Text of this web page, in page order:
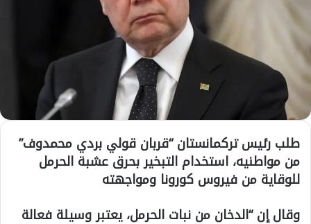
طلب رئيس تركمانستان “قربان قولي بردي محمدوف”
من مواطنيه، استخدام التبخير بحرق عشبة الحرمل
للوقاية من فيروس كورونا ومواجهته
وقال إن “الدخان من نبات الحرمل، يعتبر وسيلة فعالة